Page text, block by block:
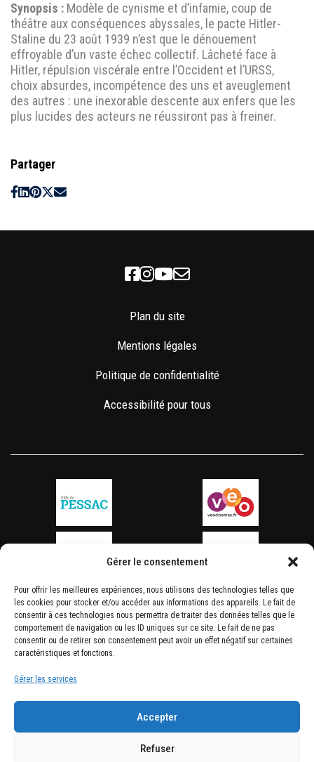
Gérer le consentement
Pour offrir les meilleures expériences, nous utilisons des technologies telles que
les cookies pour stocker et/ou accéder aux informations des appareils. Le fait de
consentir à ces technologies nous permettra de traiter des données telles que le
comportement de navigation ou les ID uniques sur ce site. Le fait de ne pas
consentir ou de retirer son consentement peut avoir un effet négatif sur certaines
caractéristiques et fonctions.
Gérer les services
Accepter
Refuser
Synopsis : Modèle de cynisme et d’infamie, coup de
théâtre aux conséquences abyssales, le pacte Hitler-
Staline du 23 août 1939 n’est que le dénouement
effroyable d’un vaste échec collectif. Lâcheté face à
Hitler, répulsion viscérale entre l’Occident et l’URSS,
choix absurdes, incompétence des uns et aveuglement
des autres : une inexorable descente aux enfers que les
plus lucides des acteurs ne réussiront pas à freiner.
Partager
Facebook
Instagram
Youtube
Newsletter
Plan du site
Mentions légales
Politique de confidentialité
Accessibilité pour tous